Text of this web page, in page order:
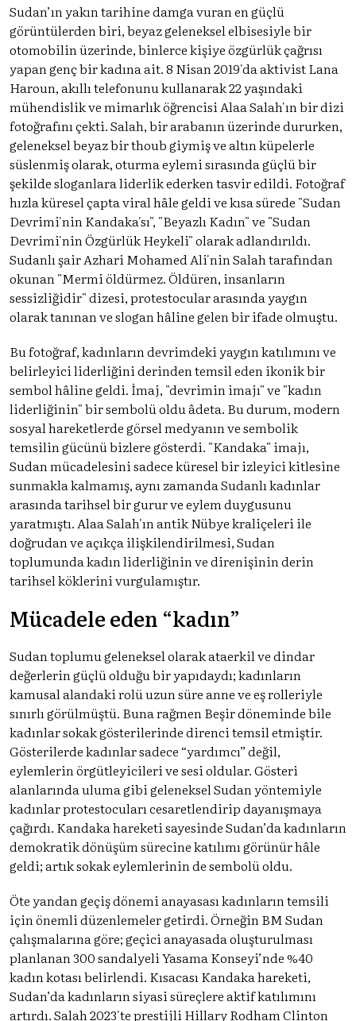
Sudan’ın yakın tarihine damga vuran en güçlü
görüntülerden biri, beyaz geleneksel elbisesiyle bir
otomobilin üzerinde, binlerce kişiye özgürlük çağrısı
yapan genç bir kadına ait. 8 Nisan 2019'da aktivist Lana
Haroun, akıllı telefonunu kullanarak 22 yaşındaki
mühendislik ve mimarlık öğrencisi Alaa Salah'ın bir dizi
fotoğrafını çekti. Salah, bir arabanın üzerinde dururken,
geleneksel beyaz bir thoub giymiş ve altın küpelerle
süslenmiş olarak, oturma eylemi sırasında güçlü bir
şekilde sloganlara liderlik ederken tasvir edildi. Fotoğraf
hızla küresel çapta viral hâle geldi ve kısa sürede "Sudan
Devrimi'nin Kandaka'sı", "Beyazlı Kadın" ve "Sudan
Devrimi'nin Özgürlük Heykeli" olarak adlandırıldı.
Sudanlı şair Azhari Mohamed Ali'nin Salah tarafından
okunan "Mermi öldürmez. Öldüren, insanların
sessizliğidir" dizesi, protestocular arasında yaygın
olarak tanınan ve slogan hâline gelen bir ifade olmuştu.
Bu fotoğraf, kadınların devrimdeki yaygın katılımını ve
belirleyici liderliğini derinden temsil eden ikonik bir
sembol hâline geldi. İmaj, "devrimin imajı" ve "kadın
liderliğinin" bir sembolü oldu âdeta. Bu durum, modern
sosyal hareketlerde görsel medyanın ve sembolik
temsilin gücünü bizlere gösterdi. "Kandaka" imajı,
Sudan mücadelesini sadece küresel bir izleyici kitlesine
sunmakla kalmamış, aynı zamanda Sudanlı kadınlar
arasında tarihsel bir gurur ve eylem duygusunu
yaratmıştı. Alaa Salah'ın antik Nübye kraliçeleri ile
doğrudan ve açıkça ilişkilendirilmesi, Sudan
toplumunda kadın liderliğinin ve direnişinin derin
tarihsel köklerini vurgulamıştır.
Mücadele eden “kadın”
Sudan toplumu geleneksel olarak ataerkil ve dindar
değerlerin güçlü olduğu bir yapıdaydı; kadınların
kamusal alandaki rolü uzun süre anne ve eş rolleriyle
sınırlı görülmüştü. Buna rağmen Beşir döneminde bile
kadınlar sokak gösterilerinde direnci temsil etmiştir.
Gösterilerde kadınlar sadece “yardımcı” değil,
eylemlerin örgütleyicileri ve sesi oldular. Gösteri
alanlarında uluma gibi geleneksel Sudan yöntemiyle
kadınlar protestocuları cesaretlendirip dayanışmaya
çağırdı. Kandaka hareketi sayesinde Sudan’da kadınların
demokratik dönüşüm sürecine katılımı görünür hâle
geldi; artık sokak eylemlerinin de sembolü oldu.
Öte yandan geçiş dönemi anayasası kadınların temsili
için önemli düzenlemeler getirdi. Örneğin BM Sudan
çalışmalarına göre; geçici anayasada oluşturulması
planlanan 300 sandalyeli Yasama Konseyi’nde %40
kadın kotası belirlendi. Kısacası Kandaka hareketi,
Sudan’da kadınların siyasi süreçlere aktif katılımını
artırdı. Salah 2023'te prestijli Hillary Rodham Clinton